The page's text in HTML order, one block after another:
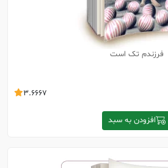
فرزندم تک است
3.6667
افزودن به سبد